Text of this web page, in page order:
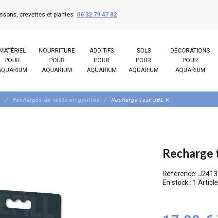
crevettes et plantes 06 32 79 47 82
POUR
NOURRITURE
POUR
AQUARIUM
ADDITIFS
POUR
AQUARIUM
SOLS
POUR
AQUARIUM
DÉCORATIONS
POUR
AQUARIUM
Recharges de tests en gouttes Recharge test JBL K
Recharge
Référence:
En stock : 1 Article